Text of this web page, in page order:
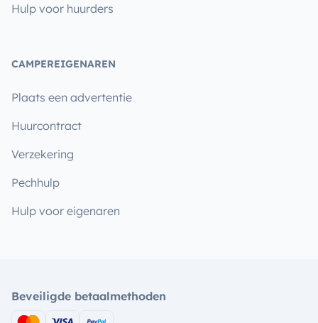
Hulp voor huurders
CAMPEREIGENAREN
Plaats een advertentie
Huurcontract
Verzekering
Pechhulp
Hulp voor eigenaren
Beveiligde betaalmethoden